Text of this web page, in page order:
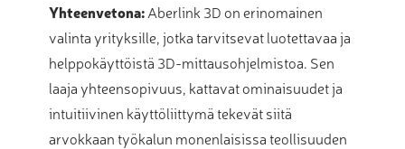
Yhteenvetona:Aberlink 3D on erinomainen
valinta yrityksille, jotka tarvitsevat luotettavaa ja
helppokäyttöistä 3D-mittausohjelmistoa. Sen
laaja yhteensopivuus, kattavat ominaisuudet ja
intuitiivinen käyttöliittymä tekevät siitä
arvokkaan työkalun monenlaisissa teollisuuden